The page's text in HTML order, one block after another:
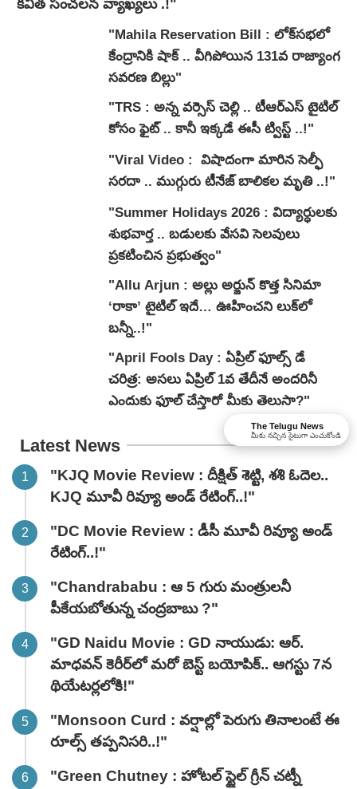
కవిత సంచలన వ్యాఖ్యలు .!"
"Mahila Reservation Bill : లోక్‌సభలో
కేంద్రానికి షాక్‌ .. వీగిపోయిన 131వ రాజ్యాంగ
సవరణ బిల్లు"
"TRS : అన్న వర్సెస్‌ చెల్లి .. టీఆర్ఎస్ టైటిల్
కోసం ఫైట్ .. కానీ ఇక్కడే ఈసీ ​ట్విస్ట్ ..!"
"Viral Video : విషాదంగా మారిన సెల్ఫీ
సరదా .. ముగ్గురు టీనేజ్ బాలికల మృతి ..!"
"Summer Holidays 2026 : విద్యార్ధులకు
శుభవార్త .. బడులకు వేసవి సెలవులు
ప్రకటించిన ప్రభుత్వం"
"Allu Arjun : అల్లు అర్జున్ కొత్త సినిమా
‘రాకా’ టైటిల్ ఇదే… ఊహించని లుక్‌లో
బన్నీ..!"
"April Fools Day : ఏప్రిల్ ఫూల్స్ డే
చరిత్ర: అసలు ఏప్రిల్ 1వ తేదీనే అందరినీ
ఎందుకు ఫూల్ చేస్తారో మీకు తెలుసా?"
Latest News
"KJQ Movie Review : దీక్షిత్ శెట్టి, శశి ఓదెల..
KJQ మూవీ రివ్యూ అండ్ రేటింగ్‌..!"
"DC Movie Review : డీసీ మూవీ రివ్యూ అండ్
రేటింగ్‌..!"
"Chandrababu : ఆ 5 గురు మంత్రులనీ
పీకేయబోతున్న చంద్రబాబు ?"
"GD Naidu Movie : GD నాయుడు: ఆర్.
మాధవన్‌ కెరీర్‌లో మరో బెస్ట్ బయోపిక్.. ఆగస్టు 7న
థియేటర్లలోకి!"
"Monsoon Curd : వర్షాల్లో పెరుగు తినాలంటే ఈ
రూల్స్ తప్పనిసరి..!"
"Green Chutney : హోటల్ స్టైల్ గ్రీన్ చట్నీ
The Telugu News
మీకు నచ్చిన సైటుగా ఎంచుకోండి